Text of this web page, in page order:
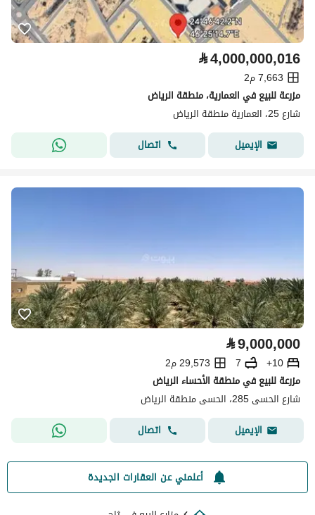
⃁4,000,000,016
7,663 م2
مزرعة للبيع في العمارية، منطقة الرياض
شارع 25، العمارية منطقة الرياض
الإيميل
اتصال
⃁9,000,000
10+
7
29,573 م2
مزرعة للبيع في منطقة الأحساء الرياض
شارع الحسى 285، الحسى منطقة الرياض
الإيميل
اتصال
أعلمني عن العقارات الجديدة